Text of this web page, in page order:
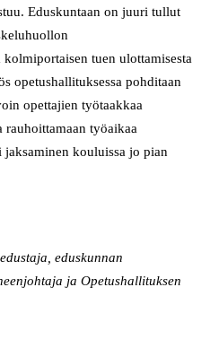
Eduskuntaan on juuri tullut
tuen ulottamisesta
opetushallituksessa pohditaan
opettajien työtaakkaa
rauhoittamaan työaikaa
kouluissa jo pian
eduskunnan
ja Opetushallituksen